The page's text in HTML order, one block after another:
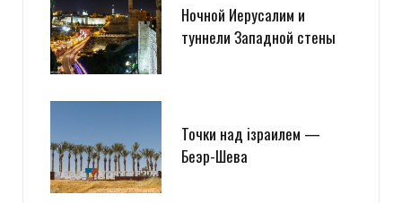
Ночной Иерусалим и
туннели Западной стены
Точки над iзраилем —
Беэр-Шева